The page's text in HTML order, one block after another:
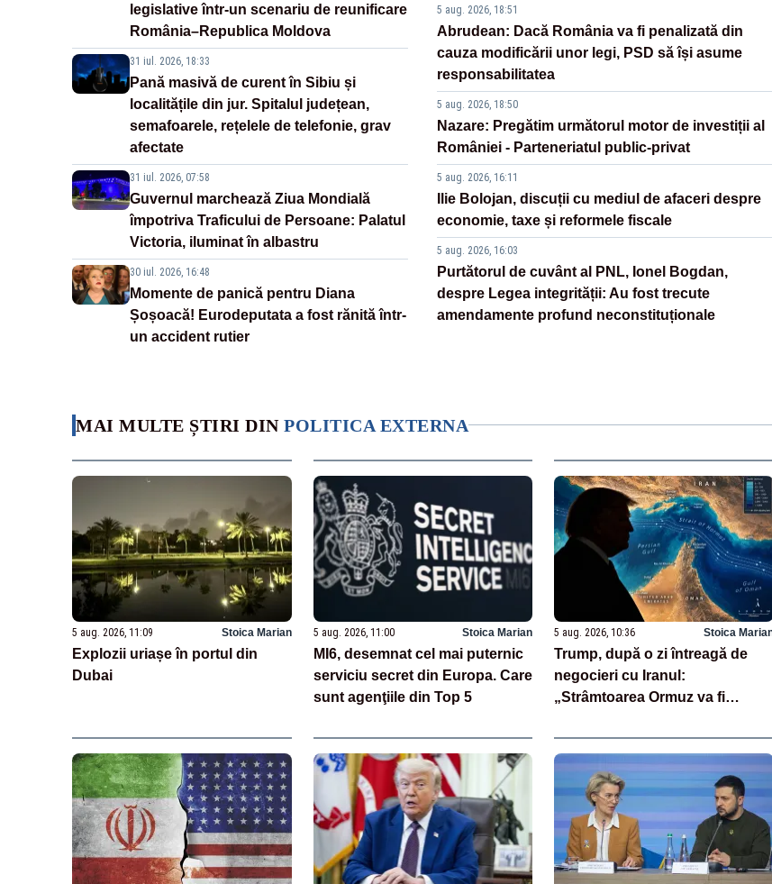
legislative într-un scenariu de reunificare
România–Republica Moldova
31 iul. 2026, 18:33
Pană masivă de curent în Sibiu și
localitățile din jur. Spitalul județean,
semafoarele, rețelele de telefonie, grav
afectate
31 iul. 2026, 07:58
Guvernul marchează Ziua Mondială
împotriva Traficului de Persoane: Palatul
Victoria, iluminat în albastru
30 iul. 2026, 16:48
Momente de panică pentru Diana
Șoșoacă! Eurodeputata a fost rănită într-
un accident rutier
5 aug. 2026, 18:51
Abrudean: Dacă România va fi penalizată din
cauza modificării unor legi, PSD să își asume
responsabilitatea
5 aug. 2026, 18:50
Nazare: Pregătim următorul motor de investiții al
României - Parteneriatul public-privat
5 aug. 2026, 16:11
Ilie Bolojan, discuții cu mediul de afaceri despre
economie, taxe și reformele fiscale
5 aug. 2026, 16:03
Purtătorul de cuvânt al PNL, Ionel Bogdan,
despre Legea integrității: Au fost trecute
amendamente profund neconstituționale
MAI MULTE ȘTIRI DIN POLITICA EXTERNA
5 aug. 2026, 11:09 Stoica Marian
Explozii uriașe în portul din
Dubai
5 aug. 2026, 11:00 Stoica Marian
MI6, desemnat cel mai puternic
serviciu secret din Europa. Care
sunt agenţiile din Top 5
5 aug. 2026, 10:36 Stoica
Trump, după o zi întreagă de
negocieri cu Iranul:
„Strâmtoarea Ormuz va fi